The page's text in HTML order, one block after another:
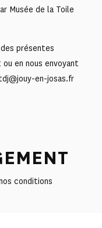
Musée de la Toile
présentes
en nous envoyant
en-josas.fr
conditions